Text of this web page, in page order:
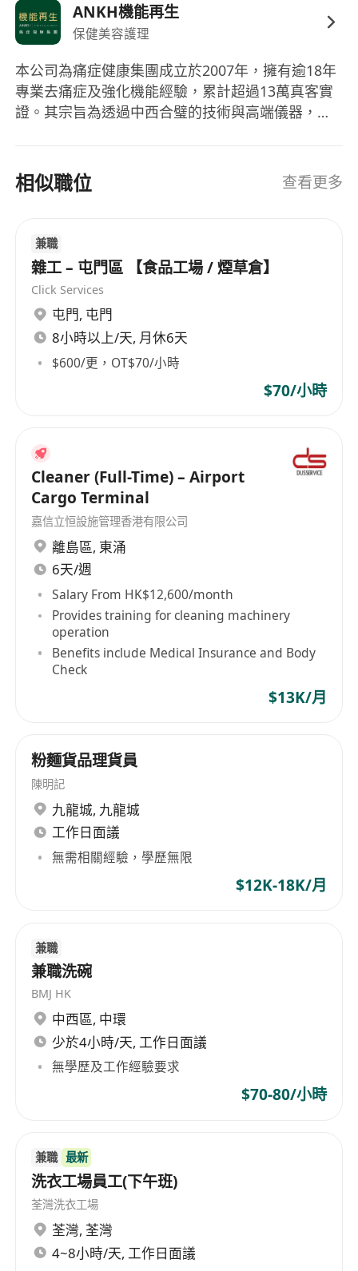
ANKH機能再生
保健美容護理
本公司為痛症健康集團成立於2007年，擁有逾18年
專業去痛症及強化機能經驗，累計超過13萬真客實
證。其宗旨為透過中西合璧的技術與高端儀器，從
相似職位 查看更多
兼職
雜工 – 屯門區 【食品工場 / 煙草倉】
Click Services
屯門, 屯門
8小時以上/天, 月休6天
$600/更，OT$70/小時
$70/小時
Cleaner (Full-Time) – Airport
Cargo Terminal
嘉信立恒設施管理香港有限公司
離島區, 東涌
6天/週
Salary From HK$12,600/month
Provides training for cleaning machinery
operation
Benefits include Medical Insurance and Body
Check
$13K/月
粉麵貨品理貨員
陳明記
九龍城, 九龍城
工作日面議
無需相關經驗，學歷無限
$12K-18K/月
兼職
兼職洗碗
BMJ HK
中西區, 中環
少於4小時/天, 工作日面議
無學歷及工作經驗要求
$70-80/小時
兼職 最新
洗衣工場員工(下午班)
荃灣洗衣工場
荃灣, 荃灣
4~8小時/天, 工作日面議